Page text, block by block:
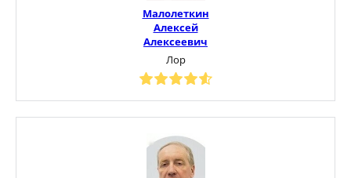
Малолеткин
Алексей
Алексеевич
Лор